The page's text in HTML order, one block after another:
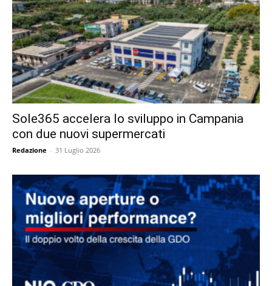
Sole365 accelera lo sviluppo in Campania
con due nuovi supermercati
Redazione - 31 Luglio 2026